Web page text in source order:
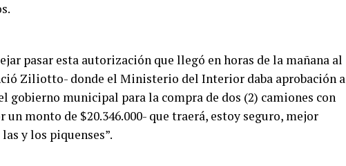
pasar esta autorización que llegó en horas de la mañana al
Ziliotto- donde el Ministerio del Interior daba aprobación a
gobierno municipal para la compra de dos (2) camiones con
un monto de $20.346.000- que traerá, estoy seguro, mejor
y los piquenses”.